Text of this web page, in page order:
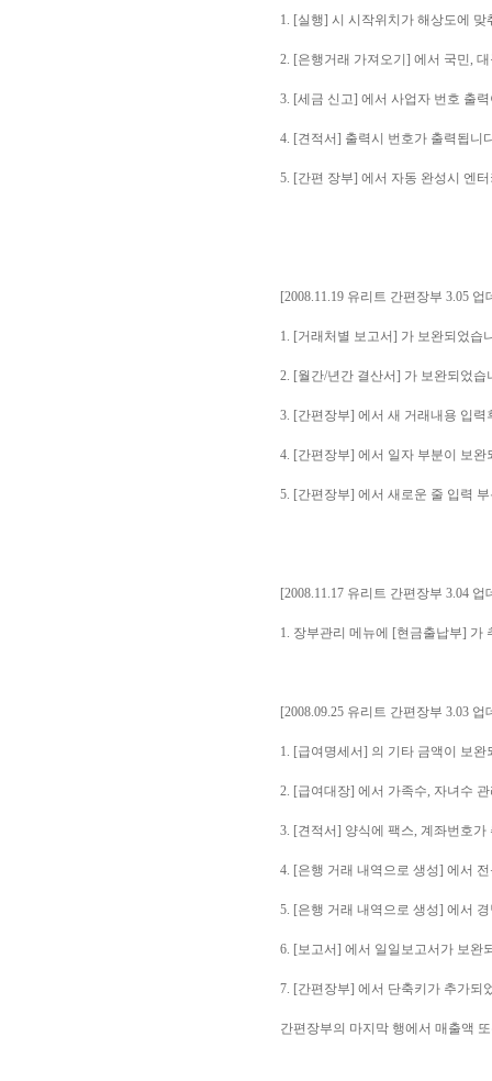
1. [실행] 시 시작위치가 해상도에 맞
2. [은행거래 가져오기] 에서 국민,
3. [세금 신고] 에서 사업자 번호 출
4. [견적서] 출력시 번호가 출력됩니
5. [간편 장부] 에서 자동 완성시 엔
[2008.11.19 유리트 간편장부 3.05 업
1. [거래처별 보고서] 가 보완되었습
2. [월간/년간 결산서] 가 보완되었습
3. [간편장부] 에서 새 거래내용 입
4. [간편장부] 에서 일자 부분이 보완
5. [간편장부] 에서 새로운 줄 입력
[2008.11.17 유리트 간편장부 3.04 업
1. 장부관리 메뉴에 [현금출납부] 가
[2008.09.25 유리트 간편장부 3.03 업
1. [급여명세서] 의 기타 금액이 보완
2. [급여대장] 에서 가족수, 자녀수
3. [견적서] 양식에 팩스, 계좌번호가
4. [은행 거래 내역으로 생성] 에서
5. [은행 거래 내역으로 생성] 에서
6. [보고서] 에서 일일보고서가 보완
7. [간편장부] 에서 단축키가 추가되
간편장부의 마지막 행에서 매출액